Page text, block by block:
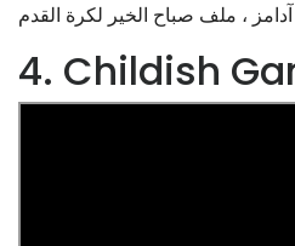
، ملف صباح الخير لكرة القدم
4. Childish